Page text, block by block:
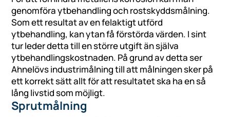
genomföra ytbehandling och rostskyddsmålning.
Som ett resultat av en felaktigt utförd
ytbehandling, kan ytan få förstörda värden. I sint
tur leder detta till en större utgift än själva
ytbehandlingskostnaden. På grund av detta ser
Ahnelövs industrimålning till att målningen sker på
ett korrekt sätt allt för att resultatet ska ha en så
lång livstid som möjligt.
Sprutmålning